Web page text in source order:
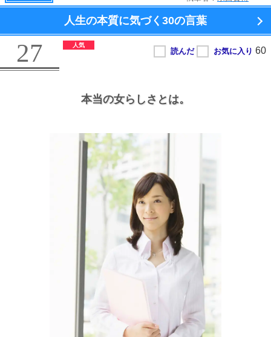
人生の本質に気づく 30の言葉
27
本当の女らしさとは。